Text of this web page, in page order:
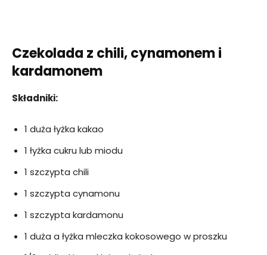
Czekolada z chili, cynamonem i
kardamonem
Składniki:
1 duża łyżka kakao
1 łyżka cukru lub miodu
1 szczypta chili
1 szczypta cynamonu
1 szczypta kardamonu
1 duża a łyżka mleczka kokosowego w proszku